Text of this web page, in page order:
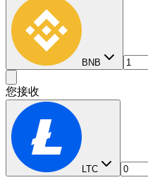
BNB
您接收
LTC